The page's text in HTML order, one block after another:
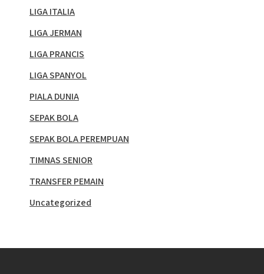
LIGA ITALIA
LIGA JERMAN
LIGA PRANCIS
LIGA SPANYOL
PIALA DUNIA
SEPAK BOLA
SEPAK BOLA PEREMPUAN
TIMNAS SENIOR
TRANSFER PEMAIN
Uncategorized